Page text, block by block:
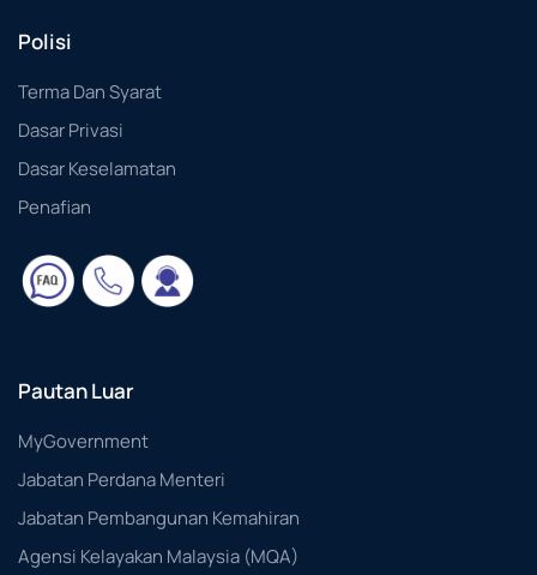
Polisi
Terma Dan Syarat
Dasar Privasi
Dasar Keselamatan
Penafian
Pautan Luar
MyGovernment
Jabatan Perdana Menteri
Jabatan Pembangunan Kemahiran
Agensi Kelayakan Malaysia (MQA)